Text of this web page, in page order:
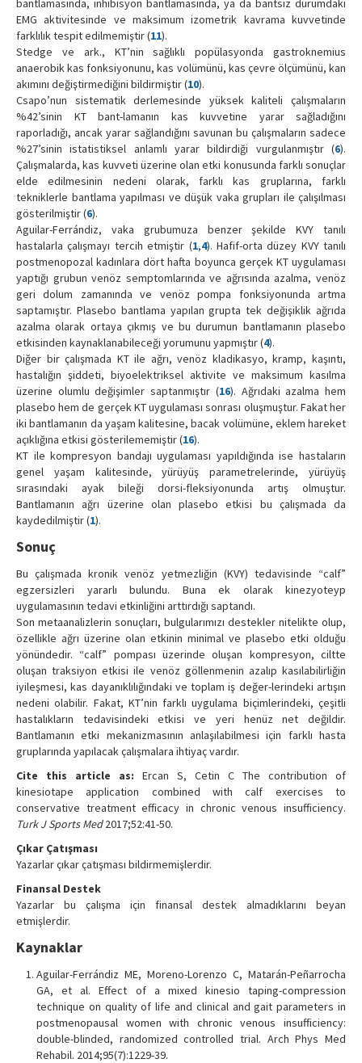
bantlamasında, inhibisyon bantlamasında, ya da bantsız durumdaki
EMG aktivitesinde ve maksimum izometrik kavrama kuvvetinde
farklılık tespit edilmemiştir (11).
Stedge ve ark., KT’nin sağlıklı popülasyonda gastroknemius
anaerobik kas fonksiyonunu, kas volümünü, kas çevre ölçümünü, kan
akımını değiştirmediğini bildirmiştir (10).
Csapo’nun sistematik derlemesinde yüksek kaliteli çalışmaların
%42’sinin KT bant-lamanın kas kuvvetine yarar sağladığını
raporladığı, ancak yarar sağlandığını savunan bu çalışmaların sadece
%27’sinin istatistiksel anlamlı yarar bildirdiği vurgulanmıştır (6).
Çalışmalarda, kas kuvveti üzerine olan etki konusunda farklı sonuçlar
elde edilmesinin nedeni olarak, farklı kas gruplarına, farklı
tekniklerle bantlama yapılması ve düşük vaka grupları ile çalışılması
gösterilmiştir (6).
Aguilar-Ferrándiz, vaka grubumuza benzer şekilde KVY tanılı
hastalarla çalışmayı tercih etmiştir (1,4). Hafif-orta düzey KVY tanılı
postmenopozal kadınlara dört hafta boyunca gerçek KT uygulaması
yaptığı grubun venöz semptomlarında ve ağrısında azalma, venöz
geri dolum zamanında ve venöz pompa fonksiyonunda artma
saptamıştır. Plasebo bantlama yapılan grupta tek değişiklik ağrıda
azalma olarak ortaya çıkmış ve bu durumun bantlamanın plasebo
etkisinden kaynaklanabileceği yorumunu yapmıştır (4).
Diğer bir çalışmada KT ile ağrı, venöz kladikasyo, kramp, kaşıntı,
hastalığın şiddeti, biyoelektriksel aktivite ve maksimum kasılma
üzerine olumlu değişimler saptanmıştır (16). Ağrıdaki azalma hem
plasebo hem de gerçek KT uygulaması sonrası oluşmuştur. Fakat her
iki bantlamanın da yaşam kalitesine, bacak volümüne, eklem hareket
açıklığına etkisi gösterilememiştir (16).
KT ile kompresyon bandajı uygulaması yapıldığında ise hastaların
genel yaşam kalitesinde, yürüyüş parametrelerinde, yürüyüş
sırasındaki ayak bileği dorsi-fleksiyonunda artış olmuştur.
Bantlamanın ağrı üzerine olan plasebo etkisi bu çalışmada da
kaydedilmiştir (1).
Sonuç
Bu çalışmada kronik venöz yetmezliğin (KVY) tedavisinde “calf”
egzersizleri yararlı bulundu. Buna ek olarak kinezyoteyp
uygulamasının tedavi etkinliğini arttırdığı saptandı.
Son metaanalizlerin sonuçları, bulgularımızı destekler nitelikte olup,
özellikle ağrı üzerine olan etkinin minimal ve plasebo etki olduğu
yönündedir. “calf” pompası üzerinde oluşan kompresyon, ciltte
oluşan traksiyon etkisi ile venöz göllenmenin azalıp kasılabilirliğin
iyileşmesi, kas dayanıklılığındaki ve toplam iş değer-lerindeki artışın
nedeni olabilir. Fakat, KT’nin farklı uygulama biçimlerindeki, çeşitli
hastalıkların tedavisindeki etkisi ve yeri henüz net değildir.
Bantlamanın etki mekanizmasının anlaşılabilmesi için farklı hasta
gruplarında yapılacak çalışmalara ihtiyaç vardır.
Cite this article as: Ercan S, Cetin C The contribution of
kinesiotape application combined with calf exercises to
conservative treatment efficacy in chronic venous insufficiency.
Turk J Sports Med2017;52:41-50.
Çıkar Çatışması
Yazarlar çıkar çatışması bildirmemişlerdir.
Finansal Destek
Yazarlar bu çalışma için finansal destek almadıklarını beyan
etmişlerdir.
Kaynaklar
Aguilar-Ferrándiz ME, Moreno-Lorenzo C, Matarán-Peñarrocha
GA, et al. Effect of a mixed kinesio taping-compression
technique on quality of life and clinical and gait parameters in
postmenopausal women with chronic venous insufficiency:
double-blinded, randomized controlled trial. Arch Phys Med
Rehabil. 2014;95(7):1229-39.